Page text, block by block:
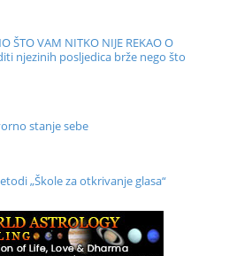
ŠTO VAM NITKO NIJE REKAO O
njezinih posljedica brže nego što
stanje sebe
„Škole za otkrivanje glasa“
drugih dimenzija Online – otvoreno za